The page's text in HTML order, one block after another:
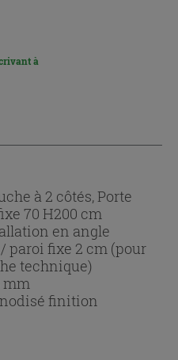
à
à 2 côtés, Porte
70 H200 cm
en angle
paroi fixe 2 cm (pour
technique)
mm
finition